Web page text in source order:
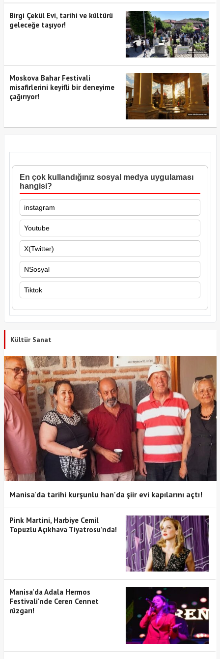
Birgi Çekül Evi, tarihi ve kültürü
geleceğe taşıyor!
Moskova Bahar Festivali
misafirlerini keyifli bir deneyime
çağırıyor!
En çok kullandığınız sosyal medya uygulaması
hangisi?
instagram
Youtube
X(Twitter)
NSosyal
Tiktok
Kültür Sanat
Manisa'da tarihi kurşunlu han'da şiir evi kapılarını açtı!
Pink Martini, Harbiye Cemil
Topuzlu Açıkhava Tiyatrosu’nda!
Manisa'da Adala Hermos
Festivali'nde Ceren Cennet
rüzgarı!